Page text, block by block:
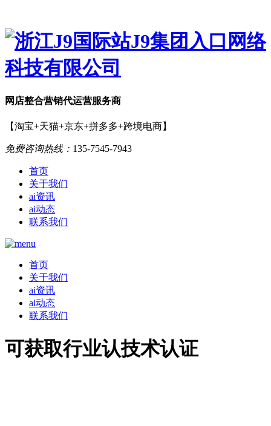
网店整合营销代运营服务商
【淘宝+天猫+京东+拼多多+跨境电商】
免费咨询热线： 135-7545-7943
首页
关于我们
ai资讯
ai动态
联系我们
首页
关于我们
ai资讯
ai动态
联系我们
可获取行业认技术认证